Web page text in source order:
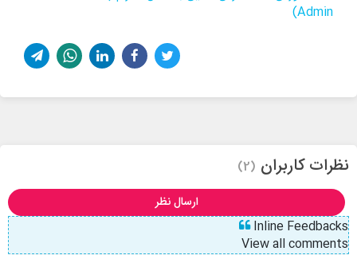
Admin)
نظرات کاربران (2)
ارسال نظر
Inline Feedbacks
View all comments